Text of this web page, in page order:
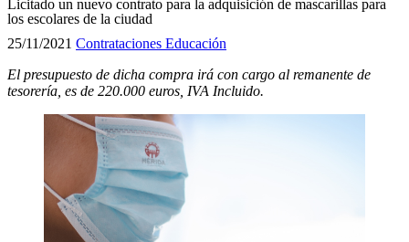
Licitado un nuevo contrato para la adquisición de mascarillas para
los escolares de la ciudad
25/11/2021 Contrataciones Educación
El presupuesto de dicha compra irá con cargo al remanente de
tesorería, es de 220.000 euros, IVA Incluido.